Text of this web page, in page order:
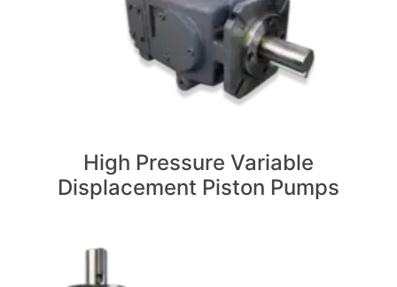
High Pressure Variable
Displacement Piston Pumps